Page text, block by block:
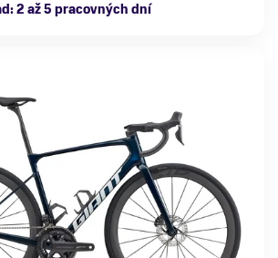
2 až 5 pracovných dní